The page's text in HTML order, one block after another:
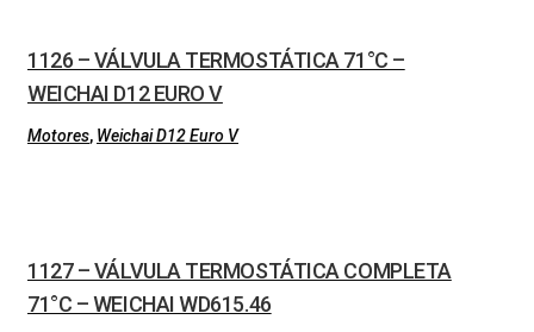
1126 – VÁLVULA TERMOSTÁTICA 71°C –
WEICHAI D12 EURO V
Motores, Weichai D12 Euro V
1127 – VÁLVULA TERMOSTÁTICA COMPLETA
71°C – WEICHAI WD615.46